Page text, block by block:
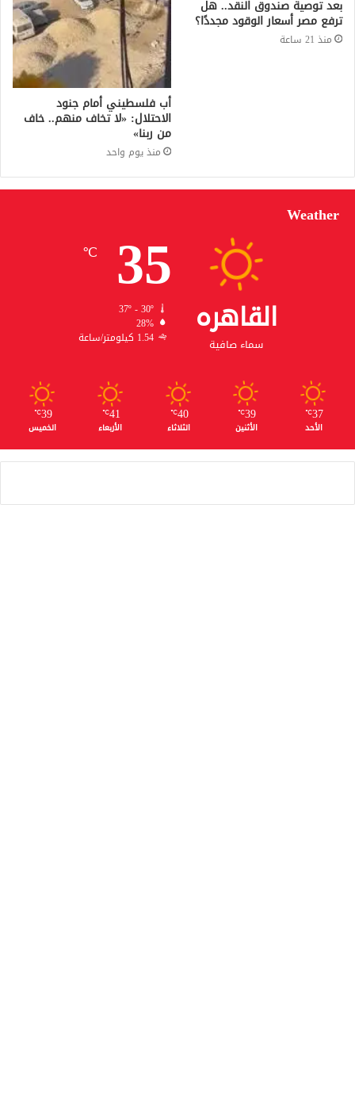
بعد توصية صندوق النقد.. هل
ترفع مصر أسعار الوقود مجددًا؟
منذ 21 ساعة
أب فلسطيني أمام جنود
الاحتلال: «لا تخاف منهم.. خاف
من ربنا»
منذ يوم واحد
Weather
القاهره
سماء صافية
35
℃
37º - 30º
28%
1.54 كيلومتر/ساعة
37
℃
الأحد
39
℃
الأثنين
40
℃
الثلاثاء
41
℃
الأربعاء
39
℃
الخميس